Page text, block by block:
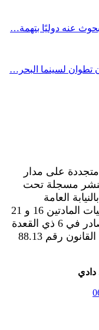
عنه دوليًا بتهمة…
متجددة على مدار
مسجلة تحت
العامة
طبقا لمقتضيات المادتين 16 و 21
من الظهير الشريف رقم 122.16.1 الصادر في 6 ذي القعدة
1437 الموافق ل 10 غشت 2016 بتنفيذ القانون رقم 88.13
دادي